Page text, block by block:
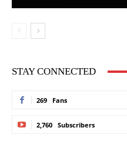
STAY CONNECTED
269 Fans
2,760 Subscribers